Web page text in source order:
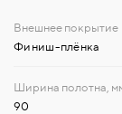
Финиш-плёнка
90